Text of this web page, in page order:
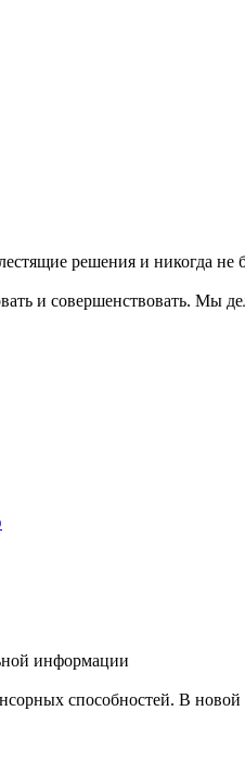
решения и никогда
и совершенствовать. Мы
информации
способностей. В новой